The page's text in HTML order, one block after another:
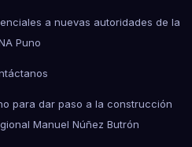
a nuevas autoridades de la
Puno
para dar paso a la construcción
Manuel Núñez Butrón